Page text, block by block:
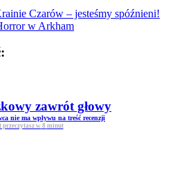
Czarów – jesteśmy spóźnieni!
w Arkham
zawrót głowy
nie ma wpływu na treść recenzji
przeczytasz w 8 minut